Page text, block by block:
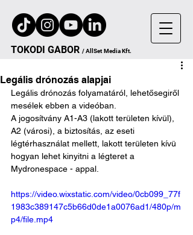
TOKODI GABOR /AllSet Media Kft.
Legális drónozás alapjai
Legális drónozás folyamatáról, lehetősegiről
mesélek ebben a videóban.
A jogosítvány A1-A3 (lakott területen kívül),
A2 (városi), a biztosítás, az eseti
légtérhasználat mellett, lakott területen kívü
hogyan lehet kinyitni a légteret a
Mydronespace - appal.
https://video.wixstatic.com/video/0cb099_77f
1983c389147c5b66d0de1a0076ad1/480p/m
p4/file.mp4